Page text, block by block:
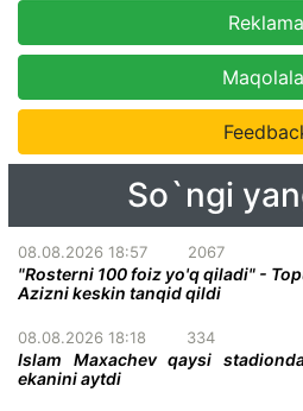
Reklama
So`ngi
08.08.2026 18:57 2067
"Rosterni 100 foiz yo'q qiladi" -
Azizni keskin tanqid qildi
08.08.2026 18:18 334
Islam Maxachev qaysi
ekanini aytdi